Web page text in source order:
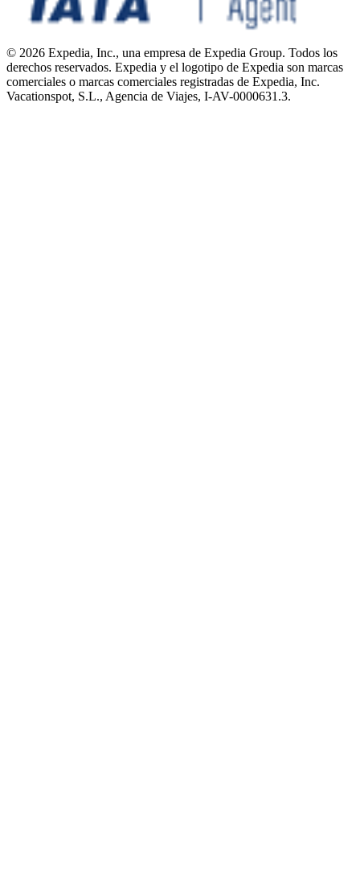
© 2026 Expedia, Inc., una empresa de Expedia Group. Todos los
derechos reservados. Expedia y el logotipo de Expedia son marcas
comerciales o marcas comerciales registradas de Expedia, Inc.
Vacationspot, S.L., Agencia de Viajes, I-AV-0000631.3.